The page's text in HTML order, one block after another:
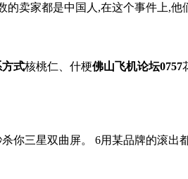
卖家都是中国人,在这个事件上,他
方式核桃仁、什梗佛山飞机论坛0757
你三星双曲屏。 6用某品牌的滚出